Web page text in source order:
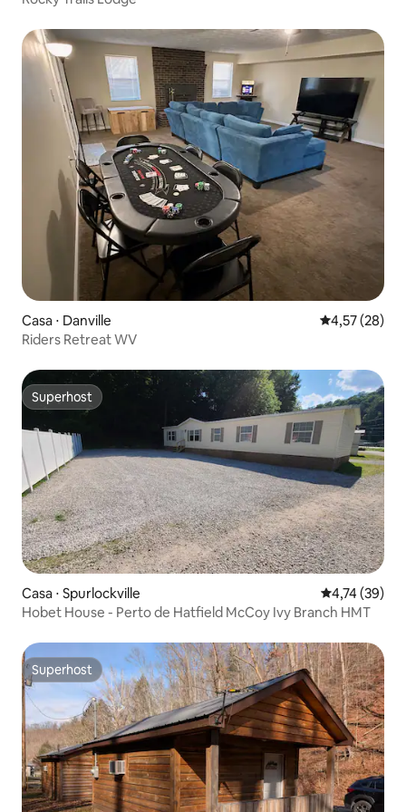
Casa ⋅ Danville 4,57 de uma
4,57 (28)
Riders Retreat WV
Superhost
Superhost
Casa ⋅ Spurlockville 4,74 de uma
4,74 (39)
Hobet House - Perto de Hatfield McCoy Ivy Branch HMT
Superhost
Superhost